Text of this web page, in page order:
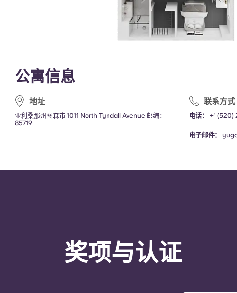
公寓信息
地址
亚利桑那州图森市 1011 North Tyndall Avenue 邮编：
85719
联系方式
电话：+1 (520)
电子邮件：
奖项与认证